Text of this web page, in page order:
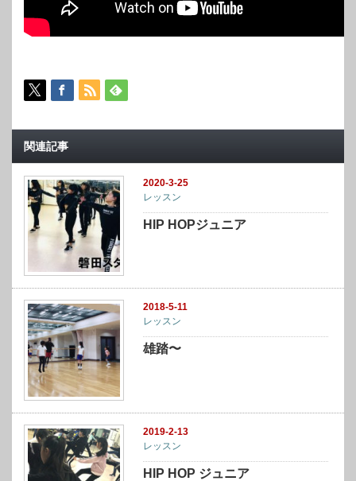
関連記事
2020-3-25
レッスン
HIP HOPジュニア
2018-5-11
レッスン
雄踏〜
2019-2-13
レッスン
HIP HOP ジュニア